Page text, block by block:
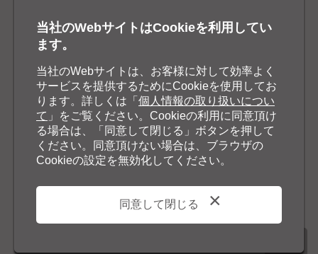
当社のWebサイトはCookieを利用してい
ます。
当社のWebサイトは、お客様に対して効率よく
サービスを提供するためにCookieを使用してお
ります。詳しくは「 個人情報の取り扱いについ
て 」をご覧ください。Cookieの利用に同意頂け
る場合は、「同意して閉じる」ボタンを押して
ください。同意頂けない場合は、ブラウザの
Cookieの設定を無効化してください。
同意して閉じる